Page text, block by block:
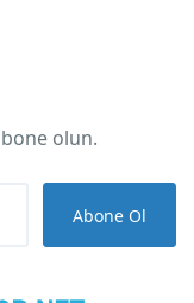
olun.
Abone Ol